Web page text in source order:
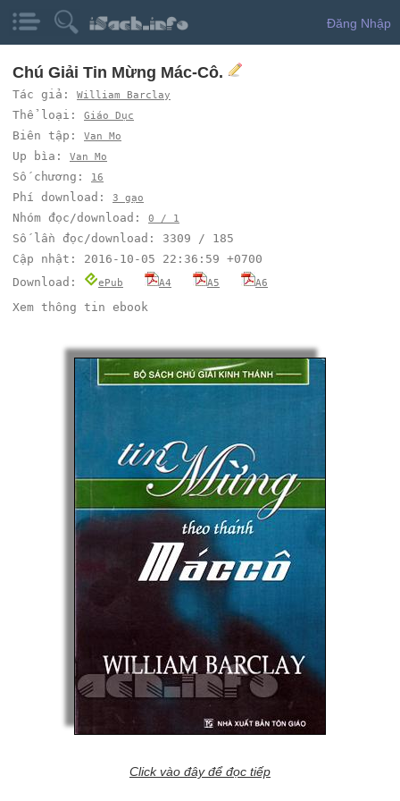
Đăng Nhập
Chú Giải Tin Mừng Mác-Cô.
Tác giả: William Barclay
Thể loại: Giáo Dục
Biên tập: Van Mo
Up bìa: Van Mo
Số chương: 16
Phí download: 3 gạo
Nhóm đọc/download: 0 / 1
Số lần đọc/download: 3309 / 185
Cập nhật: 2016-10-05 22:36:59 +0700
Download:
ePub A4 A5 A6
Xem thông tin ebook
Click vào đây để đọc tiếp